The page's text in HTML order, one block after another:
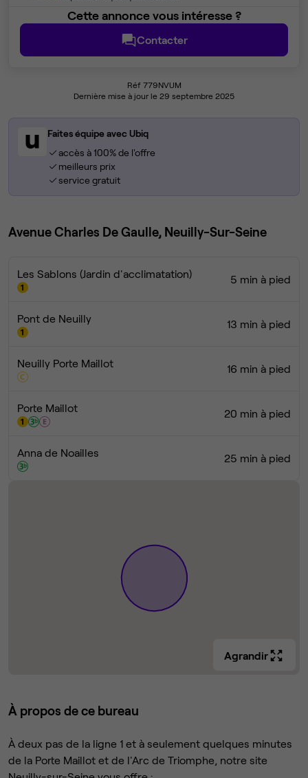
Cette annonce vous intéresse ?
Contacter
Réf 779NVUM
Dernière mise à jour le 29 septembre 2025
Faites équipe avec Ubiq
accès à 100% de l'offre
meilleurs prix
service gratuit
Avenue Charles De Gaulle, Neuilly-Sur-Seine
Les Sablons (Jardin d'acclimatation) 5 min à pied
Pont de Neuilly 13 min à pied
Neuilly Porte Maillot 16 min à pied
Porte Maillot 20 min à pied
Anna de Noailles 25 min à pied
Agrandir
À propos de ce bureau
À deux pas de la ligne 1 et à seulement quelques minutes
de la Porte Maillot et de l'Arc de Triomphe, notre site